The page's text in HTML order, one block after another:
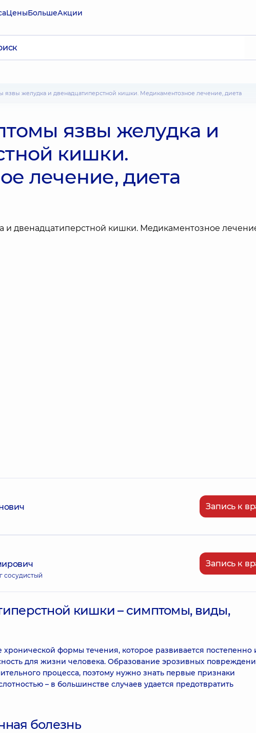
ЦеныБольшеАкции
язвы желудка и двенадцатиперстной кишки. Медикаментозное лечение, диета
язвы желудка и
кишки.
лечение, диета
Запись к
сосудистый
Запись к
кишки – симптомы, виды,
формы течения, которое развивается постепенно
для жизни человека. Образование эрозивных
процесса, поэтому нужно знать первые признаки
– в большинстве случаев удается предотвратить
болезнь